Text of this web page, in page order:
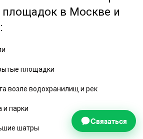
площадки
возле водохранилищ и рек
и парки
шатры
Связаться